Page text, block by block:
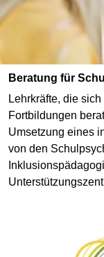
Beratung für
Lehrkräfte, die
Fortbildungen
Umsetzung eines
von den